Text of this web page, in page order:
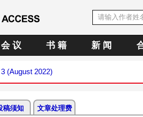
会 议 书 籍 新 闻
(August 2022)
稿须知 文章处理费